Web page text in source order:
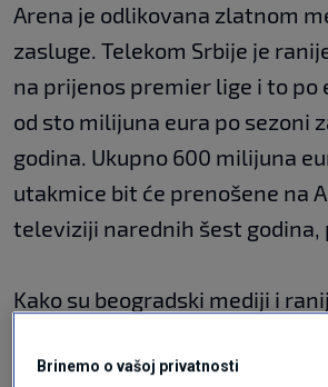
Arena je odlikovana zlatnom
zasluge. Telekom Srbije je
na prijenos premier lige i to po
od sto milijuna eura po sezoni
godina. Ukupno 600 milijuna
utakmice bit će prenošene na
televiziji narednih šest godina,
Kako su beogradski mediji i
Sport klub.
Brinemo o vašoj privatnosti